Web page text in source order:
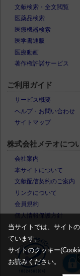
文献検索・全文閲覧
医薬品検索
医療機器検索
医学書通販
医療動画
著作権許諾サービス
ご利用ガイド
サービス概要
ヘルプ・お問い合わせ
サイトマップ
株式会社メテオにつ
会社案内
本サイトについて
文献配信契約のご案内
リンクについて
会員規約
個人情報保護方針
当サイトでは、サイト
ています。
サイトのクッキー
お読みください。